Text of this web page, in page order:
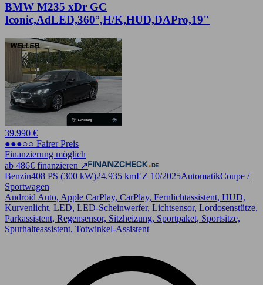
BMW M235 xDr GC
Iconic,AdLED,360°,H/K,HUD,DAPro,19"
39.990 €
●●●○○ Fairer Preis
Finanzierung möglich
ab 486€ finanzieren ↗
Benzin408 PS (300 kW)24.935 kmEZ 10/2025AutomatikCoupe /
Sportwagen
Android Auto, Apple CarPlay, CarPlay, Fernlichtassistent, HUD,
Kurvenlicht, LED, LED-Scheinwerfer, Lichtsensor, Lordosenstütze,
Parkassistent, Regensensor, Sitzheizung, Sportpaket, Sportsitze,
Spurhalteassistent, Totwinkel-Assistent